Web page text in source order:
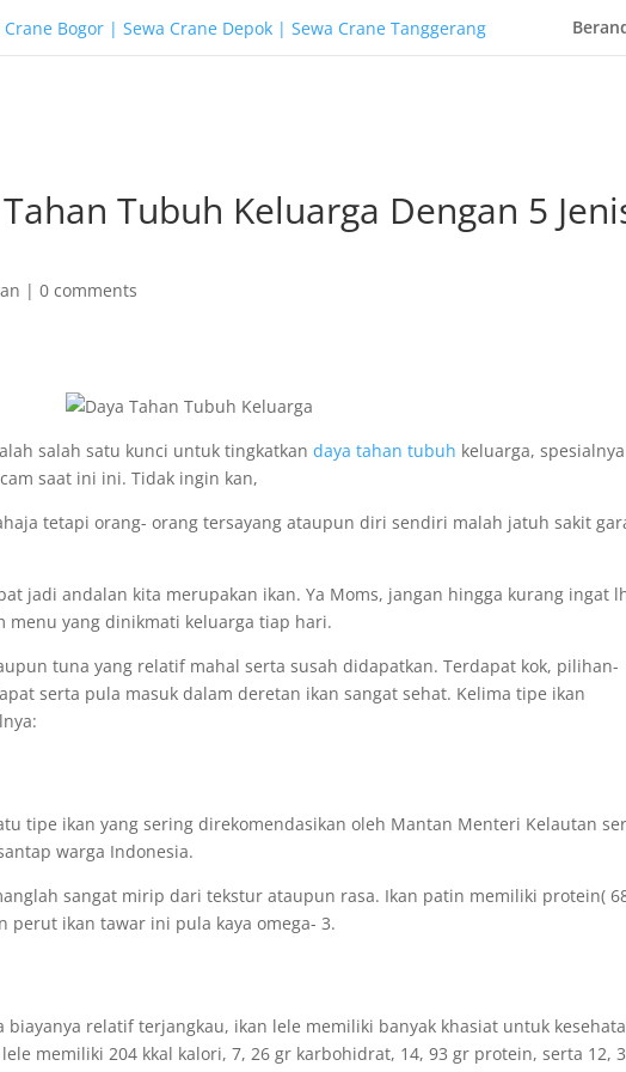
Tubuh Keluarga Dengan 5
|0 comments
salah satu kunci untuk tingkatkandaya tahan tubuh keluarga,
saat ini ini. Tidak ingin kan,
tetapi orang- orang tersayang ataupun diri sendiri malah jatuh sakit
jadi andalan kita merupakan ikan. Ya Moms, jangan hingga kurang ingat
menu yang dinikmati keluarga tiap hari.
tuna yang relatif mahal serta susah didapatkan. Terdapat kok, pilihan-
serta pula masuk dalam deretan ikan sangat sehat. Kelima tipe ikan
tipe ikan yang sering direkomendasikan oleh Mantan Menteri Kelautan
warga Indonesia.
sangat mirip dari tekstur ataupun rasa. Ikan patin memiliki protein(
perut ikan tawar ini pula kaya omega- 3.
relatif terjangkau, ikan lele memiliki banyak khasiat untuk
memiliki 204 kkal kalori, 7, 26 gr karbohidrat, 14, 93 gr protein, serta 12,